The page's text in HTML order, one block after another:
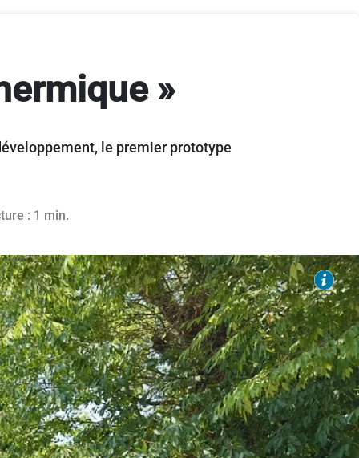
»
le premier prototype
: 1 min.